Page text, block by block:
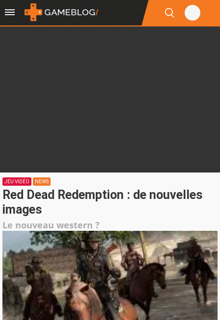
JEU VIDÉO NEWS
Red Dead Redemption : de nouvelles
images
Le nouveau western ?